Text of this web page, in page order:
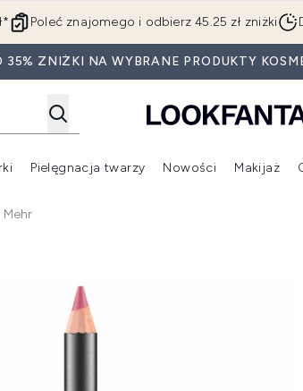
Przejdź do
Poleć znajomego i odbierz 45.25 zł zniżki
35% ZNIŻKI NA WYBRANE PRODUKTY
Wejdź do podmenu (Beauty Box)
Wejdź do podmenu (Marki)
Pielęgnacja twarzy
Wejdź do
Nowości Makijaż